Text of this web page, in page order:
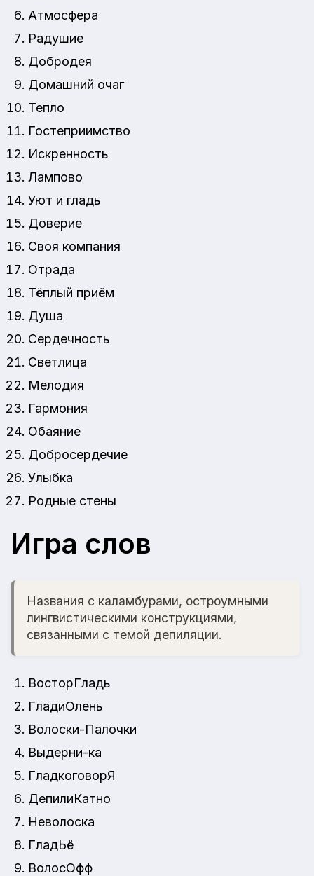
Атмосфера
Радушие
Добродея
Домашний очаг
Тепло
Гостеприимство
Искренность
Лампово
Уют и гладь
Доверие
Своя компания
Отрада
Тёплый приём
Душа
Сердечность
Светлица
Мелодия
Гармония
Обаяние
Добросердечие
Улыбка
Родные стены
Игра слов
Названия с каламбурами, остроумными
лингвистическими конструкциями,
связанными с темой депиляции.
ВосторГладь
ГладиОлень
Волоски-Палочки
Выдерни-ка
ГладкоговорЯ
ДепилиКатно
Неволоска
ГладЬё
ВолосОфф